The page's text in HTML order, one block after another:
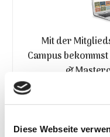
Diese Webseite
Mit der
Campus
&
und